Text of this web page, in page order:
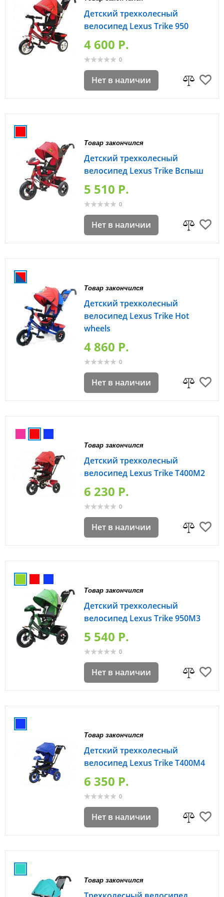
Детский трехколесный
велосипед Lexus Trike 950
4 600 P.
0
Нет в наличии
Товар закончился
Детский трехколесный
велосипед Lexus Trike Вспыш
5 510 P.
0
Нет в наличии
Товар закончился
Детский трехколесный
велосипед Lexus Trike Hot
wheels
4 860 P.
0
Нет в наличии
Товар закончился
Детский трехколесный
велосипед Lexus Trike T400M2
6 230 P.
0
Нет в наличии
Товар закончился
Детский трехколесный
велосипед Lexus Trike 950M3
5 540 P.
0
Нет в наличии
Товар закончился
Детский трехколесный
велосипед Lexus Trike T400M4
6 350 P.
0
Нет в наличии
Товар закончился